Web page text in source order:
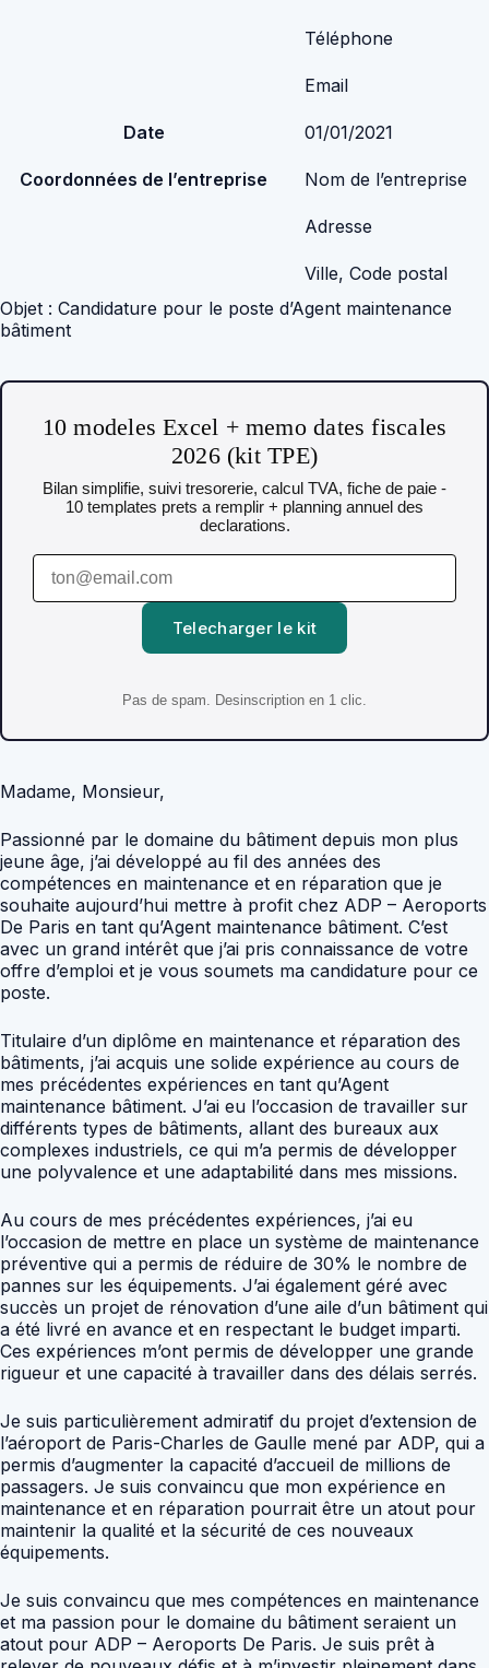
Téléphone
Email
Date 01/01/2021
Coordonnées de l’entreprise Nom de l’entreprise
Adresse
Ville, Code postal
Objet : Candidature pour le poste d’Agent maintenance
bâtiment
10 modeles Excel + memo dates fiscales
2026 (kit TPE)
Bilan simplifie, suivi tresorerie, calcul TVA, fiche de paie -
10 templates prets a remplir + planning annuel des
declarations.
Telecharger le kit
Pas de spam. Desinscription en 1 clic.
Madame, Monsieur,
Passionné par le domaine du bâtiment depuis mon plus
jeune âge, j’ai développé au fil des années des
compétences en maintenance et en réparation que je
souhaite aujourd’hui mettre à profit chez ADP – Aeroports
De Paris en tant qu’Agent maintenance bâtiment. C’est
avec un grand intérêt que j’ai pris connaissance de votre
offre d’emploi et je vous soumets ma candidature pour ce
poste.
Titulaire d’un diplôme en maintenance et réparation des
bâtiments, j’ai acquis une solide expérience au cours de
mes précédentes expériences en tant qu’Agent
maintenance bâtiment. J’ai eu l’occasion de travailler sur
différents types de bâtiments, allant des bureaux aux
complexes industriels, ce qui m’a permis de développer
une polyvalence et une adaptabilité dans mes missions.
Au cours de mes précédentes expériences, j’ai eu
l’occasion de mettre en place un système de maintenance
préventive qui a permis de réduire de 30% le nombre de
pannes sur les équipements. J’ai également géré avec
succès un projet de rénovation d’une aile d’un bâtiment qui
a été livré en avance et en respectant le budget imparti.
Ces expériences m’ont permis de développer une grande
rigueur et une capacité à travailler dans des délais serrés.
Je suis particulièrement admiratif du projet d’extension de
l’aéroport de Paris-Charles de Gaulle mené par ADP, qui a
permis d’augmenter la capacité d’accueil de millions de
passagers. Je suis convaincu que mon expérience en
maintenance et en réparation pourrait être un atout pour
maintenir la qualité et la sécurité de ces nouveaux
équipements.
Je suis convaincu que mes compétences en maintenance
et ma passion pour le domaine du bâtiment seraient un
atout pour ADP – Aeroports De Paris. Je suis prêt à